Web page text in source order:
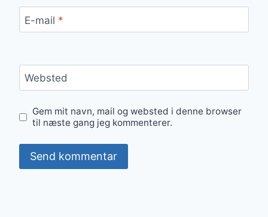
E-mail *
Websted
Gem mit navn, mail og websted i denne browser
til næste gang jeg kommenterer.